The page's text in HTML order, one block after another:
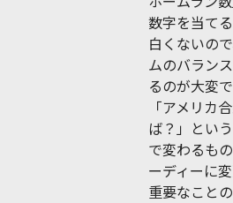
数字を当て
白くないの
ムのバラン
るのが大変で
「アメリカ
ば？」とい
で変わるも
ーディーに
重要なこと